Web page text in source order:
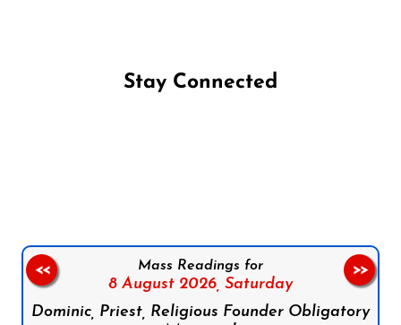
Stay Connected
Mass Readings for
8 August 2026, Saturday
Dominic, Priest, Religious Founder Obligatory
<< >>